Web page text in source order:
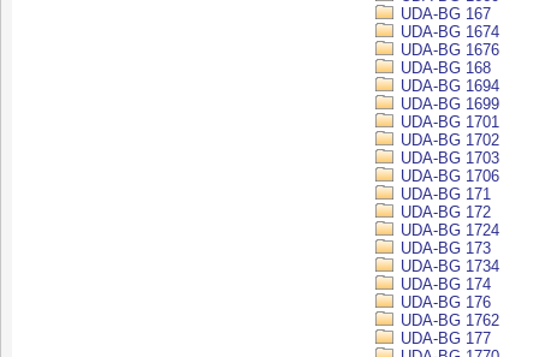
UDA-BG 167
UDA-BG 1674
UDA-BG 1676
UDA-BG 168
UDA-BG 1694
UDA-BG 1699
UDA-BG 1701
UDA-BG 1702
UDA-BG 1703
UDA-BG 1706
UDA-BG 171
UDA-BG 172
UDA-BG 1724
UDA-BG 173
UDA-BG 1734
UDA-BG 174
UDA-BG 176
UDA-BG 1762
UDA-BG 177